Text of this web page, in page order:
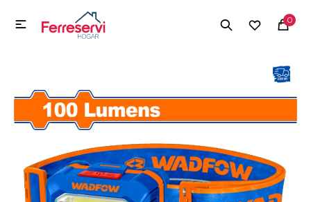
0

MI CUENTA
Herramientas y Construcción
Electrodomésticos